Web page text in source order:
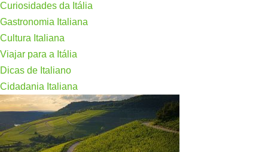
Curiosidades da Itália
Gastronomia Italiana
Cultura Italiana
Viajar para a Itália
Dicas de Italiano
Cidadania Italiana